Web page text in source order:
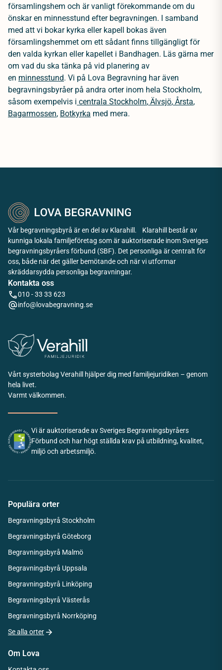
församlingshem och är vanligt förekommande om du
önskar en minnesstund efter begravningen. I samband
med att vi bokar kyrka eller kapell bokas även
församlingshemmet om ett sådant finns tillgängligt för
den valda kyrkan eller kapellet i Bandhagen. Läs gärna mer
om vad du ska tänka på vid planering av
en minnesstund. Vi på Lova Begravning har även
begravningsbyråer på andra orter inom hela Stockholm,
såsom exempelvis i centrala Stockholm, Älvsjö, Årsta,
Bagarmossen, Botkyrka med mera.
Vår begravningsbyrå är en del av Klarahill. Klarahill består av
kunniga lokala familjeföretag som är auktoriserade inom Sveriges
begravningsbyråers förbund (SBF). Det personliga är centralt för
oss, både när det gäller bemötande och när vi utformar
skräddarsydda personliga begravningar.
Kontakta oss
010 - 33 33 623
info@lovabegravning.se
Vårt systerbolag Verahill hjälper dig med familjejuridiken – genom
hela livet.
Varmt välkommen.
Vi är auktoriserade av Sveriges Begravningsbyråers
Förbund och har högt ställda krav på utbildning, kvalitet,
miljö och arbetsmiljö.
Populära orter
Begravningsbyrå Stockholm
Begravningsbyrå Göteborg
Begravningsbyrå Malmö
Begravningsbyrå Uppsala
Begravningsbyrå Linköping
Begravningsbyrå Västerås
Begravningsbyrå Norrköping
Se alla orter
Om Lova